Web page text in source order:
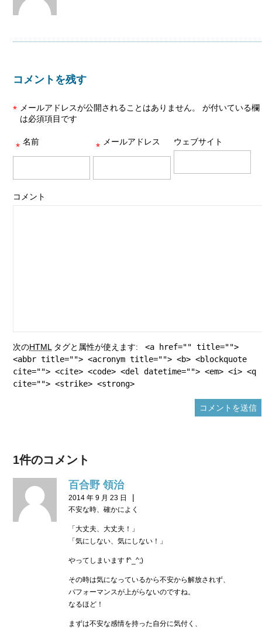
コメントを残す
メールアドレスが公開されることはありません。
*
が付いている欄
は必須項目です
名前
* メールアドレス
* ウェブサイト
コメント
次のHTML タグと属性が使えます:
<a href="" title="">
<abbr title=""> <acronym title=""> <b> <blockquote
cite=""> <cite> <code> <del datetime=""> <em> <i> <q
cite=""> <strike> <strong>
1件のコメント
百合野 領治
2014 年 9 月 23 日 |
不安な時、確かによく
「大丈夫、大丈夫！」
「気にしない、気にしない！」
やってしまいます f^_^;)
その時は気になっているから不安から解放されず、
パフォーマンスが上がらないのですね。
なるほど！
まずは不安な感情を持った自分に気付く、